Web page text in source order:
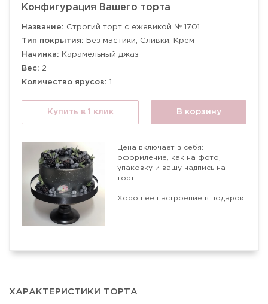
Конфигурация Вашего торта
Название: Строгий торт с ежевикой № 1701
Тип покрытия: Без мастики, Сливки, Крем
Начинка: Карамельный джаз
Вес: 2
Количество ярусов: 1
Купить в 1 клик В корзину
Цена включает в себя:
оформление, как на фото,
упаковку и вашу надпись на
торт.
Хорошее настроение в подарок!
ХАРАКТЕРИСТИКИ ТОРТА